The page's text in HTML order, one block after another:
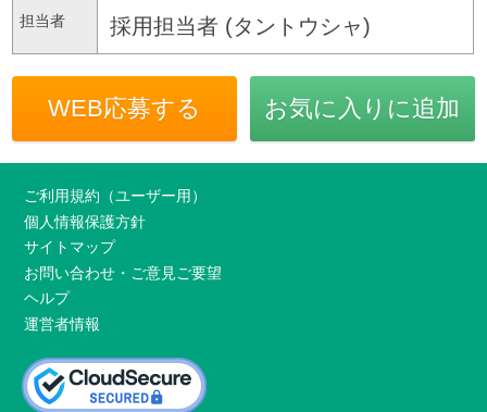
担当者 採用担当者 (タントウシャ)
WEB応募する お気に入りに追加
ご利用規約（ユーザー用）
個人情報保護方針
サイトマップ
お問い合わせ・ご意見ご要望
ヘルプ
運営者情報